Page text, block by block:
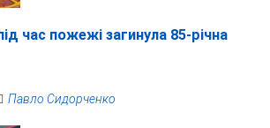
час пожежі загинула 85-річна
Павло Сидорченко